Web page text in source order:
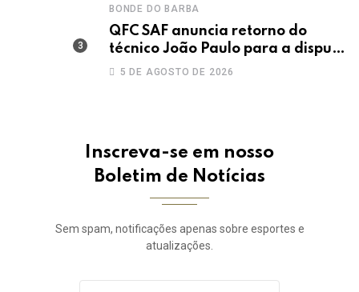
BONDE DO BARBA
QFC SAF anuncia retorno do
técnico João Paulo para a disputa
da elite do Campeonato Potiguar
5 DE AGOSTO DE 2026
Inscreva-se em nosso
Boletim de Notícias
Sem spam, notificações apenas sobre esportes e
atualizações.